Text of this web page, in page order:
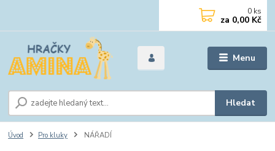
Menu
Hledat
0 ks
za 0,00 Kč
Úvod Pro kluky NÁŘADÍ